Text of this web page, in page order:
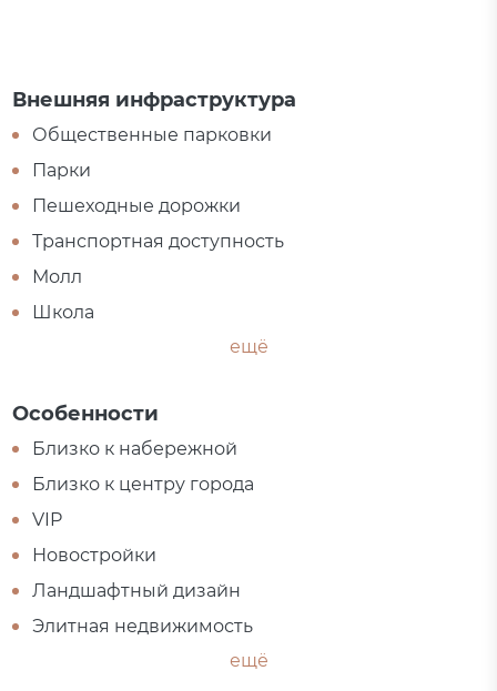
Внешняя инфраструктура
Общественные парковки
Парки
Пешеходные дорожки
Транспортная доступность
Молл
Школа
ещё
Особенности
Близко к набережной
Близко к центру города
VIP
Новостройки
Ландшафтный дизайн
Элитная недвижимость
ещё